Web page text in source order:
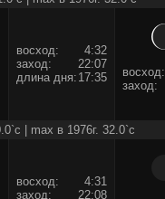
восход:
4:32
заход:
22:07
длина дня: 17:35 восход:
заход:
| max в 1976г. 32.0`c
восход:
4:31
заход:
22:08